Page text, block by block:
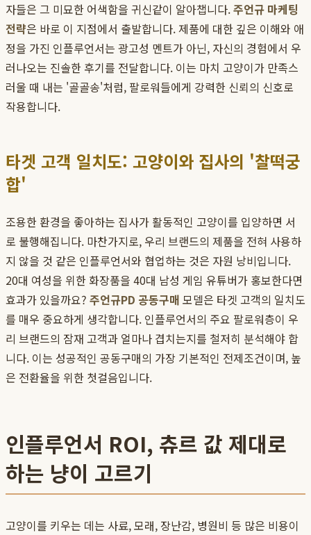
자들은 그 미묘한 어색함을 귀신같이 알아챕니다.주언규 마케팅
전략은 바로 이 지점에서 출발합니다. 제품에 대한 깊은 이해와 애
정을 가진 인플루언서는 광고성 멘트가 아닌, 자신의 경험에서 우
러나오는 진솔한 후기를 전달합니다. 이는 마치 고양이가 만족스
러울 때 내는 '골골송'처럼, 팔로워들에게 강력한 신뢰의 신호로
작용합니다.
타겟 고객 일치도: 고양이와 집사의 '찰떡궁
합'
조용한 환경을 좋아하는 집사가 활동적인 고양이를 입양하면 서
로 불행해집니다. 마찬가지로, 우리 브랜드의 제품을 전혀 사용하
지 않을 것 같은 인플루언서와 협업하는 것은 자원 낭비입니다.
20대 여성을 위한 화장품을 40대 남성 게임 유튜버가 홍보한다면
효과가 있을까요? 주언규PD 공동구매 모델은 타겟 고객의 일치도
를 매우 중요하게 생각합니다. 인플루언서의 주요 팔로워층이 우
리 브랜드의 잠재 고객과 얼마나 겹치는지를 철저히 분석해야 합
니다. 이는 성공적인 공동구매의 가장 기본적인 전제조건이며, 높
은 전환율을 위한 첫걸음입니다.
인플루언서 ROI, 츄르 값 제대로
하는 냥이 고르기
고양이를 키우는 데는 사료, 모래, 장난감, 병원비 등 많은 비용이